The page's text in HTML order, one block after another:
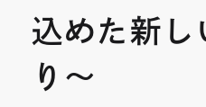
込めた新し
り〜